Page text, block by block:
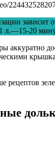
зависит
л.—15-20
аккуратно
рецептов